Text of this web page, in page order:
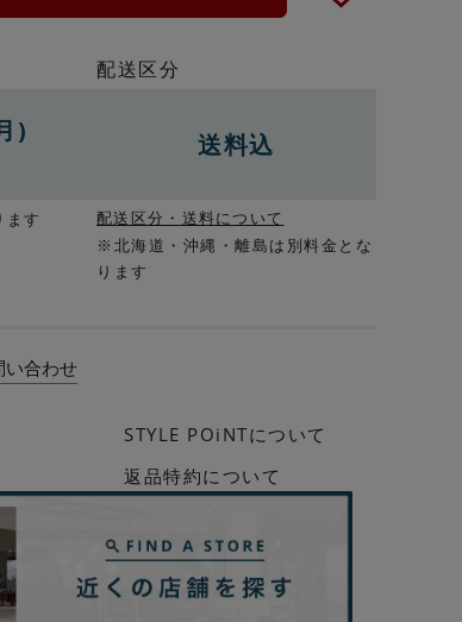
)
す
配送区分
送料込
配送区分・送料について
※北海道・沖縄・離島は別料金とな
ります
い合わせ
STYLE POiNTについて
返品特約について